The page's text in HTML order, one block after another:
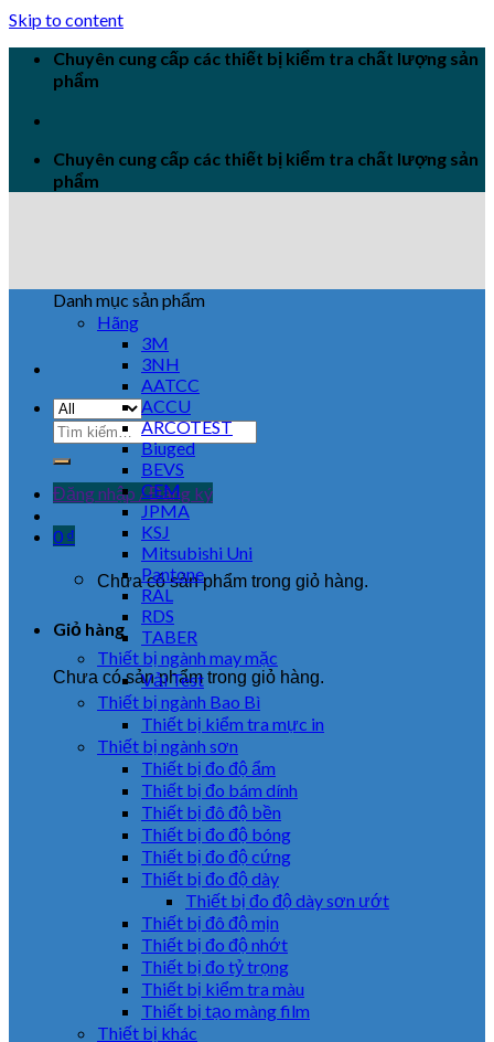
Skip to content
Chuyên cung cấp các thiết bị kiểm tra chất lượng sản
phẩm
Chuyên cung cấp các thiết bị kiểm tra chất lượng sản
phẩm
Đăng nhập / Đăng ký
0 ₫
Chưa có sản phẩm trong giỏ hàng.
Giỏ hàng
Chưa có sản phẩm trong giỏ hàng.
Danh mục sản phẩm
Hãng
3M
3NH
AATCC
ACCU
ARCOTEST
Biuged
BEVS
CEM
JPMA
KSJ
Mitsubishi Uni
Pantone
RAL
RDS
TABER
Thiết bị ngành may mặc
Vải Test
Thiết bị ngành Bao Bì
Thiết bị kiểm tra mực in
Thiết bị ngành sơn
Thiết bị đo độ ẩm
Thiết bị đo bám dính
Thiết bị đô độ bền
Thiết bị đo độ bóng
Thiết bị đo độ cứng
Thiết bị đo độ dày
Thiết bị đo độ dày sơn ướt
Thiết bị đô độ mịn
Thiết bị đo độ nhớt
Thiết bị đo tỷ trọng
Thiết bị kiểm tra màu
Thiết bị tạo màng film
Thiết bị khác